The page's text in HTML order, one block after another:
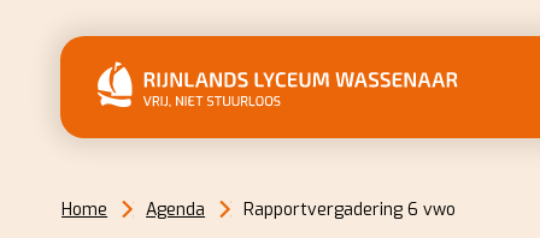
Home Agenda Rapportvergadering 6 vwo